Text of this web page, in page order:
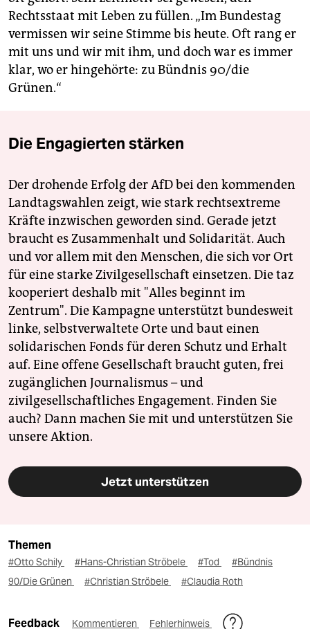
Rechtsstaat mit Leben zu füllen. „Im Bundestag
vermissen wir seine Stimme bis heute. Oft rang er
mit uns und wir mit ihm, und doch war es immer
klar, wo er hingehörte: zu Bündnis 90/die
Grünen.“
Die Engagierten stärken
Der drohende Erfolg der AfD bei den kommenden
Landtagswahlen zeigt, wie stark rechtsextreme
Kräfte inzwischen geworden sind. Gerade jetzt
braucht es Zusammenhalt und Solidarität. Auch
und vor allem mit den Menschen, die sich vor Ort
für eine starke Zivilgesellschaft einsetzen. Die taz
kooperiert deshalb mit "Alles beginnt im
Zentrum". Die Kampagne unterstützt bundesweit
linke, selbstverwaltete Orte und baut einen
solidarischen Fonds für deren Schutz und Erhalt
auf. Eine offene Gesellschaft braucht guten, frei
zugänglichen Journalismus – und
zivilgesellschaftliches Engagement. Finden Sie
auch? Dann machen Sie mit und unterstützen Sie
unsere Aktion.
Jetzt unterstützen
Themen
#Otto Schily #Hans-Christian Ströbele #Tod
#Bündnis
90/Die Grünen
#Christian Ströbele #Claudia Roth
Feedback Kommentieren Fehlerhinweis